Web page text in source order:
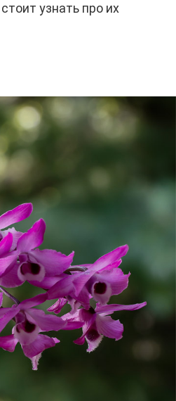
узнать про их